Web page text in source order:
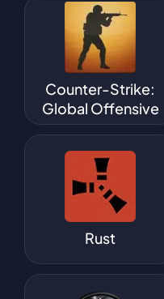
Counter-Strike:
Global Offensive
Rust